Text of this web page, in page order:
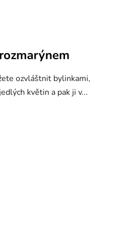
ozvláštnit bylinkami,
květin a pak ji v...